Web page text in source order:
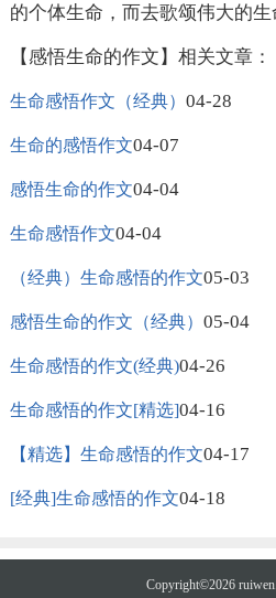
的个体生命，而去歌颂伟大的生
【感悟生命的作文】相关文章：
生命感悟作文（经典） 04-28
生命的感悟作文04-07
感悟生命的作文04-04
生命感悟作文04-04
（经典）生命感悟的作文05-03
感悟生命的作文（经典） 05-04
生命感悟的作文(经典)04-26
生命感悟的作文[精选]04-16
【精选】生命感悟的作文04-17
[经典]生命感悟的作文04-18
Copyright©2026